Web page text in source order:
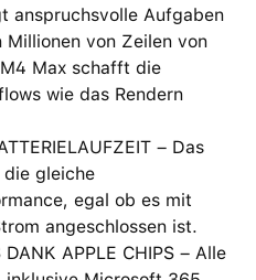
anspruchsvolle Aufgaben
von Zeilen von
Max schafft die
wie das Rendern
– Das
gleiche
egal ob es mit
angeschlossen ist.
DANK APPLE CHIPS – Alle